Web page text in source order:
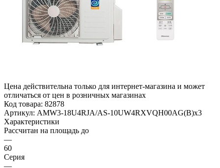
Цена действительна только для интернет-магазина и может
отличаться от цен в розничных магазинах
Код товара: 82878
Артикул: AMW3-18U4RJA/AS-10UW4RXVQH00AG(B)x3
Характеристики
Рассчитан на площадь до
—
60
Серия
—